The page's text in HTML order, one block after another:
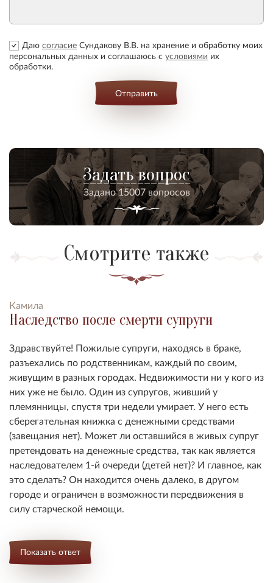
Даю согласие Сундакову В.В. на хранение и обработку моих
персональных данных и соглашаюсь с условиями их
обработки.
Отправить
Задать вопрос
Задано 15007 вопросов
Смотрите также
Камила
Наследство после смерти супруги
Здравствуйте! Пожилые супруги, находясь в браке,
разъехались по родственникам, каждый по своим,
живущим в разных городах. Недвижимости ни у кого из
них уже не было. Один из супругов, живший у
племянницы, спустя три недели умирает. У него есть
сберегательная книжка с денежными средствами
(завещания нет). Может ли оставшийся в живых супруг
претендовать на денежные средства, так как является
наследователем 1-й очереди (детей нет)? И главное, как
это сделать? Он находится очень далеко, в другом
городе и ограничен в возможности передвижения в
силу старческой немощи.
Показать ответ